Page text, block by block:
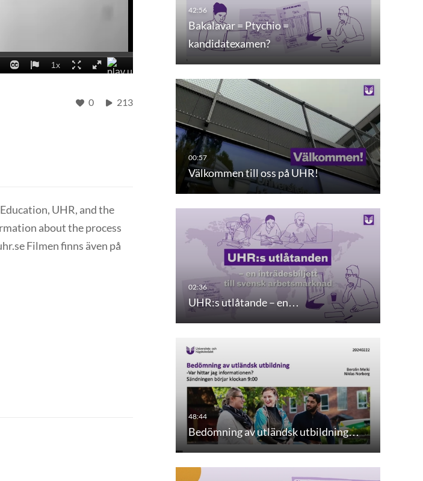
0 213
Bakalavar = Ptychio =
kandidatexamen?
Välkommen till oss på UHR!
UHR:s utlåtande – en…
Bedömning av utländsk utbildning…
UHR, and the
about the process
Filmen finns även på